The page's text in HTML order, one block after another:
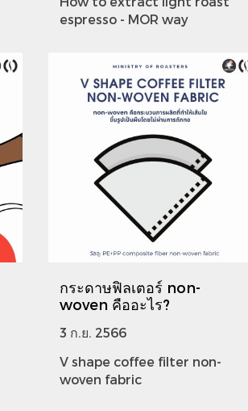
espresso - MOR way
กระดาษฟิลเตอร์ non-
woven คืออะไร?
3 ก.ย. 2566
V shape coffee filter​ non-
woven fabric